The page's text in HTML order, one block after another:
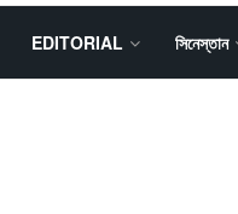
EDITORIAL সিনেস্তান